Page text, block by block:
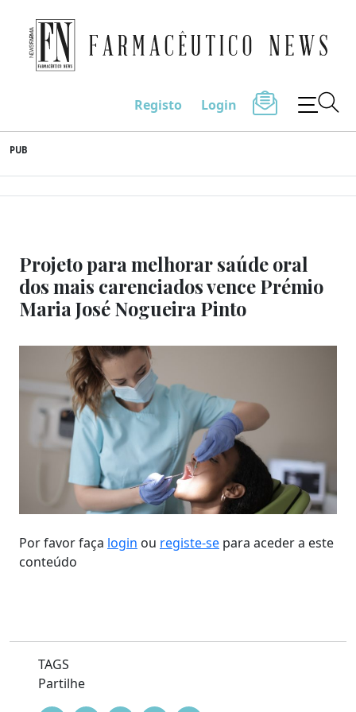
to
content
Farmacêutico News
Registo Login
PUB
Projeto para melhorar saúde oral
dos mais carenciados vence Prémio
Maria José Nogueira Pinto
Por favor faça login ou registe-se para aceder a este
conteúdo
TAGS
Partilhe